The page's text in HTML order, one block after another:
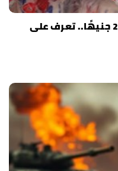
بعد خفض سعر السكر الحر إلى 25 جنيهًا.. تعرف على